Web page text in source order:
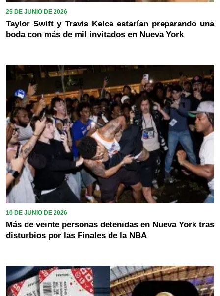
25 DE JUNIO DE 2026
Taylor Swift y Travis Kelce estarían preparando una
boda con más de mil invitados en Nueva York
10 DE JUNIO DE 2026
Más de veinte personas detenidas en Nueva York tras
disturbios por las Finales de la NBA